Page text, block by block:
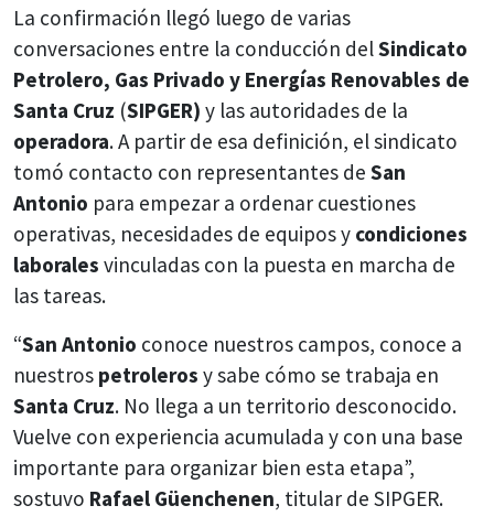
La confirmación llegó luego de varias
conversaciones entre la conducción delSindicato
Petrolero, Gas Privado y Energías Renovables de
Santa Cruz (SIPGER) y las autoridades de la
operadora. A partir de esa definición, el sindicato
tomó contacto con representantes de San
Antonio para empezar a ordenar cuestiones
operativas, necesidades de equipos y condiciones
laborales vinculadas con la puesta en marcha de
las tareas.
“San Antonio conoce nuestros campos, conoce a
nuestros petroleros y sabe cómo se trabaja en
Santa Cruz. No llega a un territorio desconocido.
Vuelve con experiencia acumulada y con una base
importante para organizar bien esta etapa”,
sostuvo Rafael Güenchenen, titular de SIPGER.